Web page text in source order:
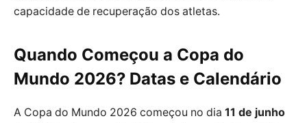
capacidade de recuperação dos atletas.
Quando Começou a Copa do
Mundo 2026? Datas e Calendário
A Copa do Mundo 2026 começou no dia 11 de junho